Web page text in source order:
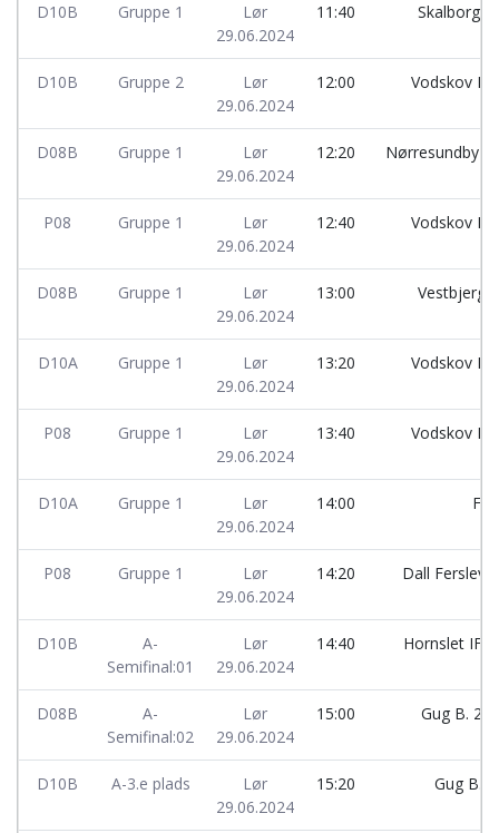
D10B Gruppe 1
Lør
29.06.2024
11:40 Skalborg
D10B Gruppe 2
Lør
29.06.2024
12:00 Vodskov IF
D08B Gruppe 1
Lør
29.06.2024
12:20 Nørresundby
P08 Gruppe 1
Lør
29.06.2024
12:40 Vodskov IF
D08B Gruppe 1
Lør
29.06.2024
13:00 Vestbjerg
D10A Gruppe 1
Lør
29.06.2024
13:20 Vodskov IF
P08 Gruppe 1
Lør
29.06.2024
13:40 Vodskov IF
D10A Gruppe 1
Lør
29.06.2024
14:00 Ffi
P08 Gruppe 1
Lør
29.06.2024
14:20 Dall Ferslev
D10B
A-
Semifinal:01
Lør
29.06.2024
14:40 Hornslet IF
D08B
A-
Semifinal:02
Lør
29.06.2024
15:00 Gug B. 2
D10B A-3.e plads
Lør
29.06.2024
15:20 Gug B.